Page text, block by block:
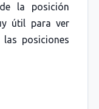
la posición
útil para ver
posiciones